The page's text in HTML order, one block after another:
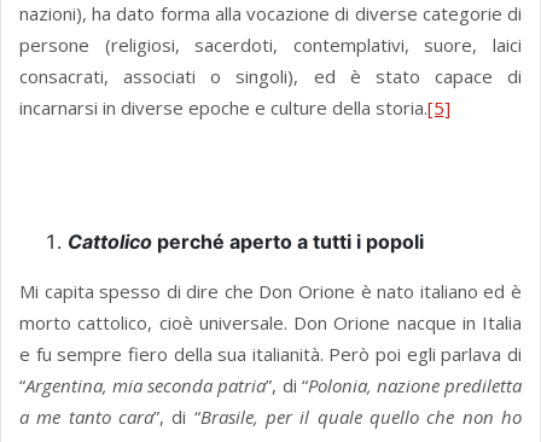
nazioni), ha dato forma alla vocazione di diverse categorie di
persone (religiosi, sacerdoti, contemplativi, suore, laici
consacrati, associati o singoli), ed è stato capace di
incarnarsi in diverse epoche e culture della storia.[5]
Cattolico perché aperto a tutti i popoli
Mi capita spesso di dire che Don Orione è nato italiano ed è
morto cattolico, cioè universale. Don Orione nacque in Italia
e fu sempre fiero della sua italianità. Però poi egli parlava di
“Argentina, mia seconda patria”, di “Polonia, nazione prediletta
a me tanto cara”, di “Brasile, per il quale quello che non ho